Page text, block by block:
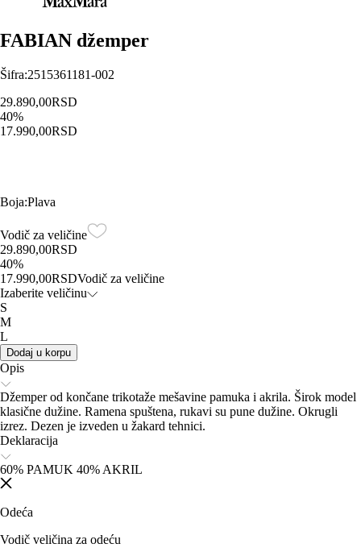
FABIAN džemper
Šifra:2515361181-002
29.890,00RSD
40%
17.990,00RSD
Boja:Plava
Vodič za veličine
29.890,00RSD
40%
17.990,00RSDVodič za veličine
Izaberite veličinu
S
M
L
Dodaj u korpu
Opis
Džemper od končane trikotaže mešavine pamuka i akrila. Širok model
klasične dužine. Ramena spuštena, rukavi su pune dužine. Okrugli
izrez. Dezen je izveden u žakard tehnici.
Deklaracija
60% PAMUK 40% AKRIL
Odeća
Vodič veličina za odeću